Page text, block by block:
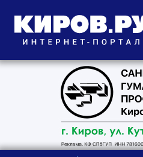
Следите за новостями: